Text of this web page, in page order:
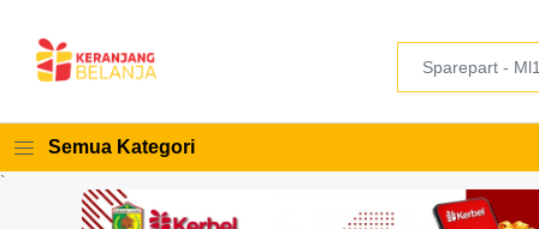
Semua Kategori
`